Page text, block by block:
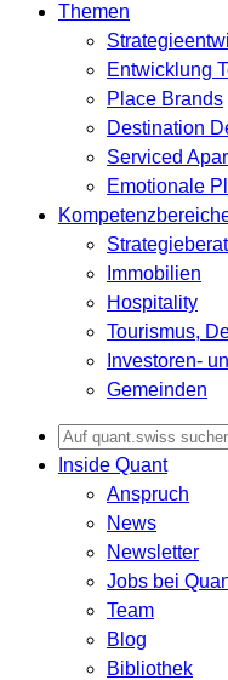
Themen
Entwicklung
Place Brands
Destination
Serviced
Emotionale
Immobilien
Hospitality
Tourismus,
Investoren-
Gemeinden
for:
Inside Quant
Anspruch
News
Newsletter
Jobs bei
Team
Blog
Bibliothek